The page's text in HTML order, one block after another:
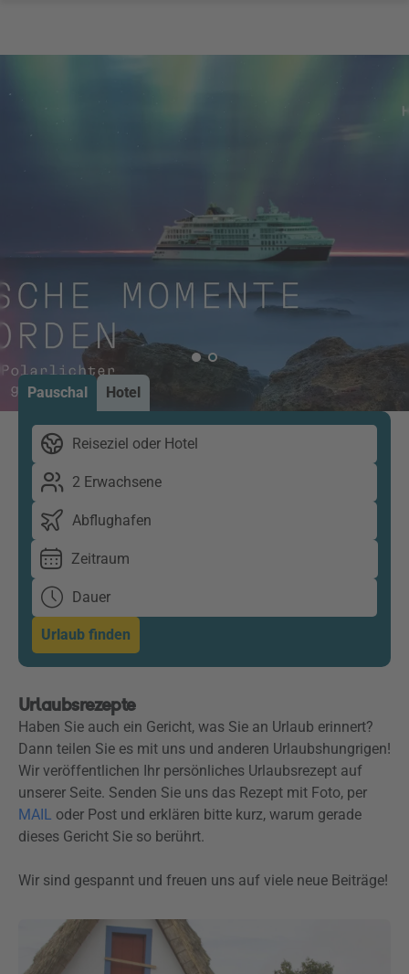
Pauschal Hotel
Reiseziel oder Hotel
2 Erwachsene
Abflughafen
Zeitraum
Dauer
Urlaub finden
Urlaubsrezepte
Haben Sie auch ein Gericht, was Sie an Urlaub erinnert?
Dann teilen Sie es mit uns und anderen Urlaubshungrigen!
Wir veröffentlichen Ihr persönliches Urlaubsrezept auf
unserer Seite. Senden Sie uns das Rezept mit Foto, per
MAIL oder Post und erklären bitte kurz, warum gerade
dieses Gericht Sie so berührt.
Wir sind gespannt und freuen uns auf viele neue Beiträge!